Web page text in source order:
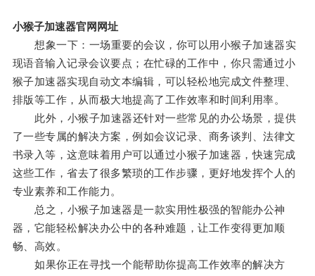
小猴子加速器官网网址
想象一下：一场重要的会议，你可以用小猴子加速器实
现语音输入记录会议要点；在忙碌的工作中，你只需通过小
猴子加速器实现自动文本编辑，可以轻松地完成文件整理、
排版等工作，从而极大地提高了工作效率和时间利用率。
此外，小猴子加速器还针对一些常见的办公场景，提供
了一些专属的解决方案，例如会议记录、商务谈判、法律文
书录入等，这意味着用户可以通过小猴子加速器，快速完成
这些工作，省去了很多繁琐的工作步骤，更好地发挥个人的
专业素养和工作能力。
总之，小猴子加速器是一款实用性极强的智能办公神
器，它能轻松解决办公中的各种难题，让工作变得更加顺
畅、高效。
如果你正在寻找一个能帮助你提高工作效率的解决方